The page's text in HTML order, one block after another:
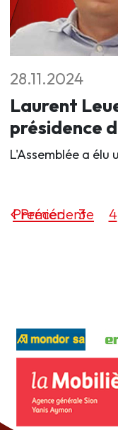
28.11.2024
Laurent
présidence
L'Assemblée a élu
Précédente
Premier 3 4